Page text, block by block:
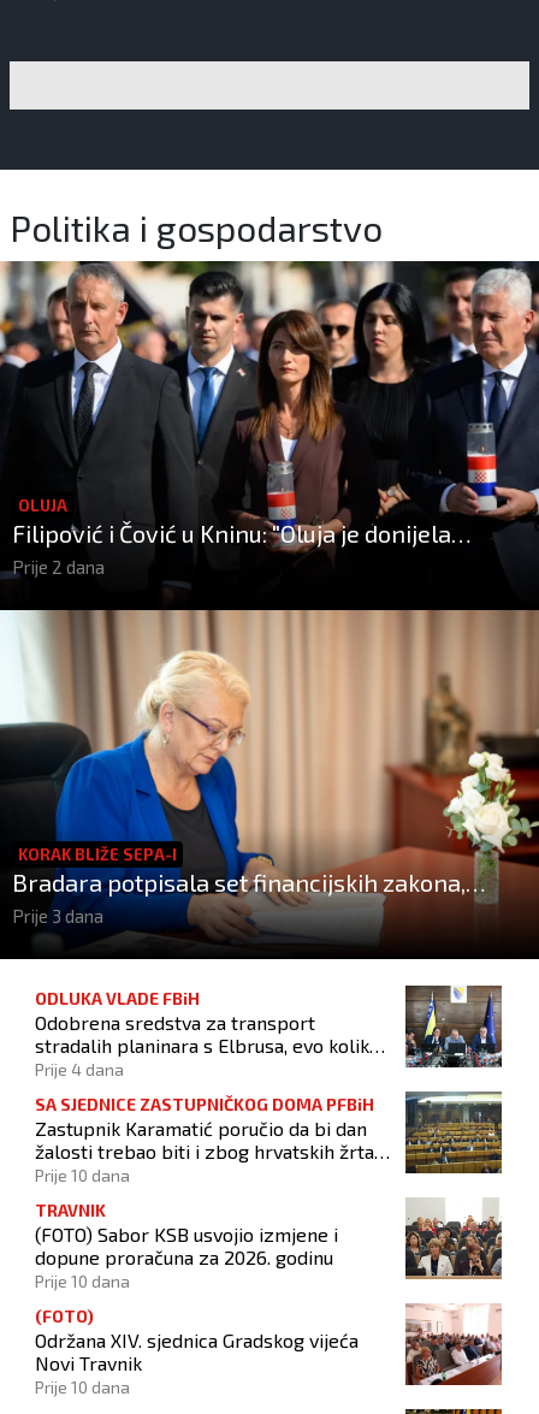
Politika i gospodarstvo
OLUJA
Filipović i Čović u Kninu: "Oluja je donijela
slobodu Hrvatskoj, a BiH otvorila put prema
Prije 2 dana
KORAK BLIŽE SEPA-I
Bradara potpisala set financijskih zakona,
uštede do 100 milijuna eura godišnje
Prije 3 dana
ODLUKA VLADE FBiH
Odobrena sredstva za transport
stradalih planinara s Elbrusa, evo koliko
je izdvojeno
Prije 4 dana
SA SJEDNICE ZASTUPNIČKOG DOMA PFBiH
Zastupnik Karamatić poručio da bi dan
žalosti trebao biti i zbog hrvatskih žrtava
u Doljanima
Prije 10 dana
TRAVNIK
(FOTO) Sabor KSB usvojio izmjene i
dopune proračuna za 2026. godinu
Prije 10 dana
(FOTO)
Održana XIV. sjednica Gradskog vijeća
Novi Travnik
Prije 10 dana